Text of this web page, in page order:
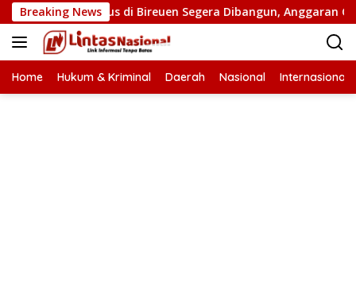
Langsung
ke
konten
Breaking News
Putus di Bireuen Segera Dibangun, Anggaran Capai
Home Hukum & Kriminal Daerah Nasional Internasional